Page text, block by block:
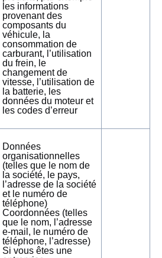
les informations
provenant des
composants du
véhicule, la
consommation de
carburant, l’utilisation
du frein, le
changement de
vitesse, l’utilisation de
la batterie, les
données du moteur et
les codes d’erreur
Données
organisationnelles
(telles que le nom de
la société, le pays,
l’adresse de la société
et le numéro de
téléphone)
Coordonnées (telles
que le nom, l’adresse
e-mail, le numéro de
téléphone, l’adresse)
Si vous êtes une